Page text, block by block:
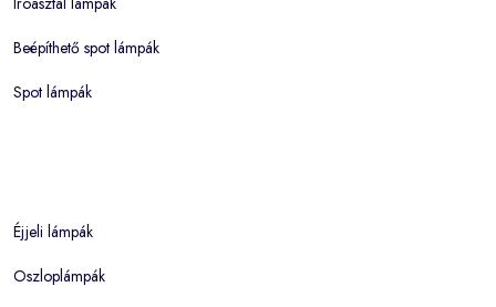
Beépíthető spot lámpák
Spot lámpák
Éjjeli lámpák
Oszloplámpák